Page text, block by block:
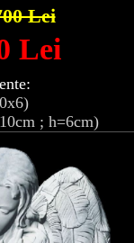
Lei
Lei
; h=6cm)